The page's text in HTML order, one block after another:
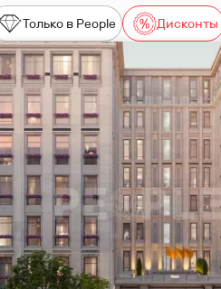
Только в People Дисконты